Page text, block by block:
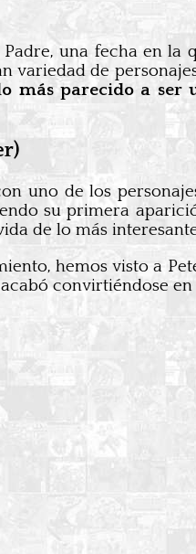
una fecha en
variedad de
más parecido a ser
uno de los
su primera
de lo más
hemos visto a
convirtiéndose